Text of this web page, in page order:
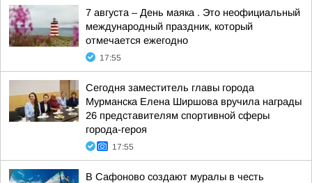
7 августа – День маяка . Это неофициальный
международный праздник, который
отмечается ежегодно
17:55
Сегодня заместитель главы города
Мурманска Елена Ширшова вручила награды
26 представителям спортивной сферы
города-героя
17:55
В Сафоново создают муралы в честь